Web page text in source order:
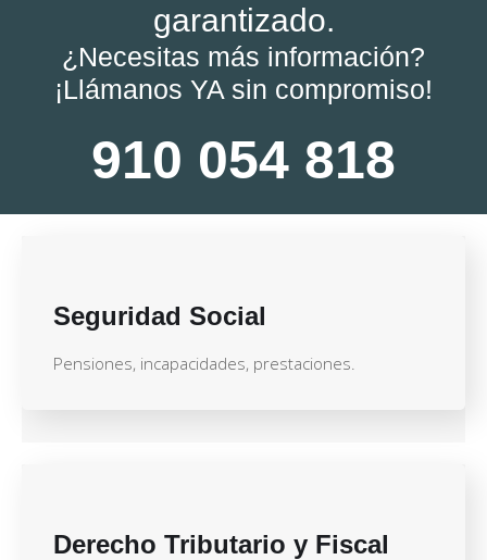
garantizado.
¿Necesitas más información?
¡Llámanos YA sin compromiso!
910 054 818
Seguridad Social
Pensiones, incapacidades, prestaciones.
Derecho Tributario y Fiscal